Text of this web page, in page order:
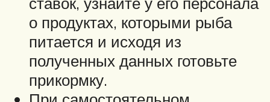
о продуктах, которыми рыба
питается и исходя из
полученных данных готовьте
прикормку.